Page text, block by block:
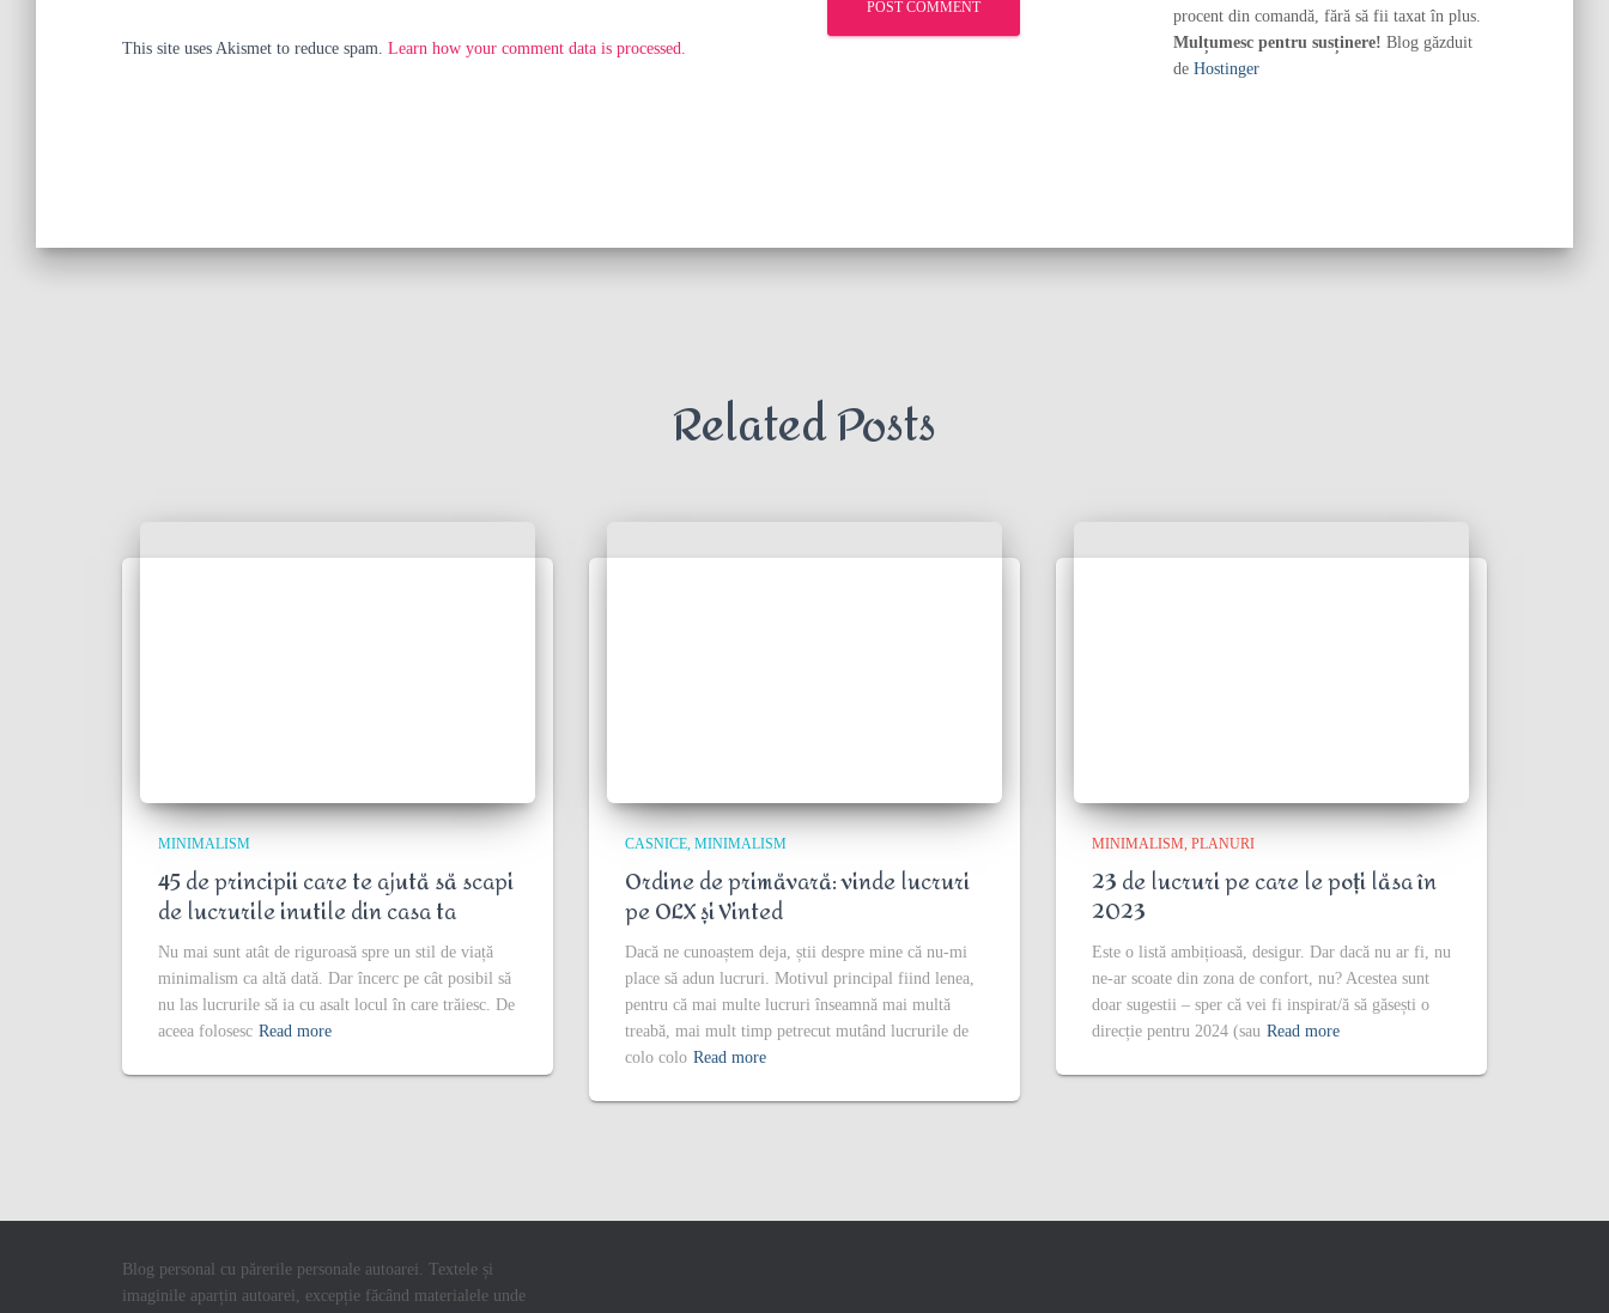
This site uses Akismet to reduce spam. Learn how your comment data is processed.
procent din comandă, fără să fii taxat în plus.
Mulțumesc pentru susținere! Blog găzduit
de Hostinger
Related Posts
MINIMALISM
45 de principii care te ajută să scapi
de lucrurile inutile din casa ta
Nu mai sunt atât de riguroasă spre un stil de viață
minimalism ca altă dată. Dar încerc pe cât posibil să
nu las lucrurile să ia cu asalt locul în care trăiesc. De
aceea folosesc Read more
CASNICE MINIMALISM
Ordine de primăvară: vinde lucruri
pe OLX și Vinted
Dacă ne cunoaștem deja, știi despre mine că nu-mi
place să adun lucruri. Motivul principal fiind lenea,
pentru că mai multe lucruri înseamnă mai multă
treabă, mai mult timp petrecut mutând lucrurile de
colo colo Read more
MINIMALISM PLANURI
23 de lucruri pe care le poți lăsa în
2023
Este o listă ambițioasă, desigur. Dar dacă nu ar fi, nu
ne-ar scoate din zona de confort, nu? Acestea sunt
doar sugestii – sper că vei fi inspirat/ă să găsești o
direcție pentru 2024 (sau Read more
Blog personal cu părerile personale autoarei. Textele și
imaginile aparțin autoarei, excepție făcând materialele unde